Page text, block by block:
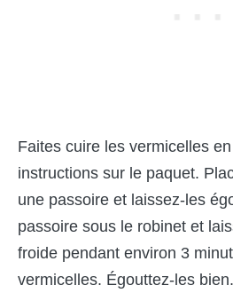
Faites cuire les vermicelles
instructions sur le paquet.
une passoire et laissez-les
passoire sous le robinet et
froide pendant environ 3
vermicelles. Égouttez-les bien.